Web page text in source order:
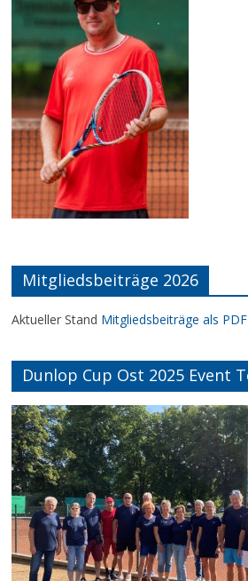
Mitgliedsbeiträge 2026
Aktueller Stand Mitgliedsbeiträge als
Dunlop Cup Ost 2025 Event